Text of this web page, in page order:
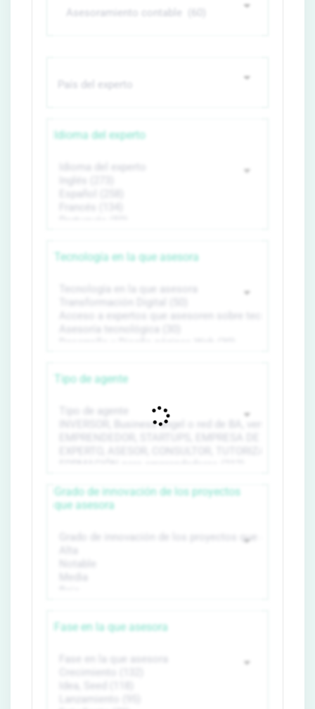
Idioma del experto
Tecnología en la que asesora
Tipo de agente
Grado de innovación de los proyectos
que asesora
Fase en la que asesora